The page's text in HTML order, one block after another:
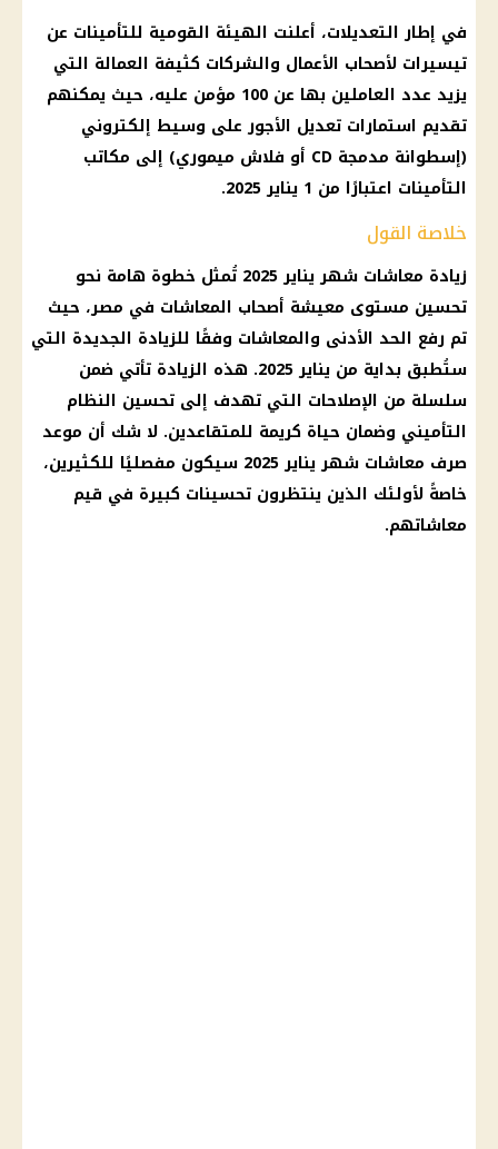
في إطار التعديلات، أعلنت الهيئة القومية للتأمينات عن
تيسيرات لأصحاب الأعمال والشركات كثيفة العمالة التي
يزيد عدد العاملين بها عن 100 مؤمن عليه، حيث يمكنهم
تقديم استمارات تعديل الأجورعلى وسيط إلكتروني
(إسطوانة مدمجة CD أو فلاش ميموري) إلى مكاتب
التأمينات اعتبارًا من 1 يناير 2025 .
خلاصة القول
زيادة معاشات شهر يناير 2025
تُمثل خطوة هامة نحو
تحسين مستوى معيشة أصحاب المعاشات في مصر، حيث
تم رفع الحد الأدنى والمعاشات وفقًا للزيادة الجديدة التي
ستُطبق بداية من يناير 2025. هذه الزيادة تأتي ضمن
سلسلة من الإصلاحات التي تهدف إلى تحسين النظام
التأميني وضمان حياة كريمة للمتقاعدين. لا شك أن موعد
صرف معاشات شهر يناير 2025
سيكون مفصليًا للكثيرين،
خاصةً لأولئك الذين ينتظرون تحسينات كبيرة في قيم
معاشاتهم.